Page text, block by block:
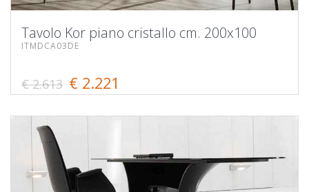
Tavolo Kor piano cristallo cm. 200x100
ITMDCA03DE
€ 2.613 € 2.221